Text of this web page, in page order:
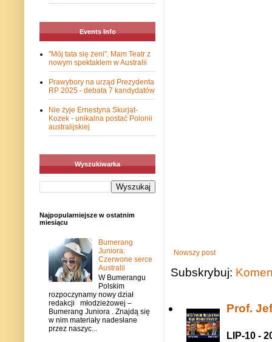
Nowszy post
Subskrybuj:
Prof.
LIP-10 -
Events Info
"Mój tata się żeni". Mam Teatr z
nowym spektaklem w Australii
Prawybory na urząd Prezydenta
RP 2025 - debata 7 kandydatów
Nie żyje Ernestyna Skurjat-
Kozek - unikalna postać Polonii
australijskiej
Wyszukiwarka
Najpopularniejsze w ostatnim
miesiącu
Bumerang
Juniora:
Czerwone serce
Australii
W Bumerangu
Polskim
rozpoczynamy nowy dział
redakcji młodzieżowej –
Bumerang Juniora . Znajdą się
w nim materiały nadesłane
przez naszyc...